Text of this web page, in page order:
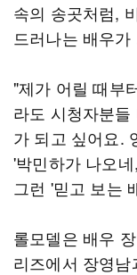
속의 송곳처럼,
드러나는 배우
"제가 어릴 때부
라도 시청자분
가 되고 싶어요.
'박민하가 나오
그런 '믿고 보는
롤모델은 배우
리즈에서 장영